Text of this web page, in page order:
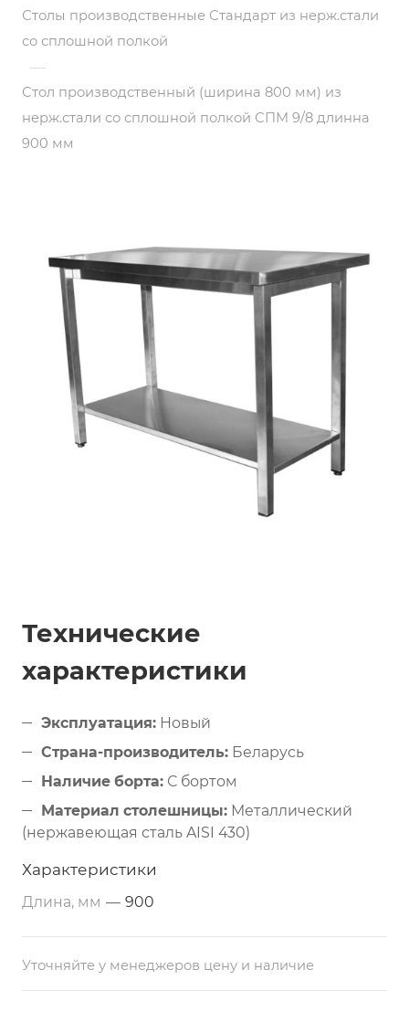
Столы производственные Стандарт из нерж.стали
со сплошной полкой
—
Стол производственный (ширина 800 мм) из
нерж.стали со сплошной полкой СПМ 9/8 длинна
900 мм
Технические
характеристики
Эксплуатация: Новый
Страна-производитель: Беларусь
Наличие борта: С бортом
Материал столешницы: Металлический
(нержавеющая сталь AISI 430)
нержавеющей стали
Размеры:
900х800х860 мм
Тип по назначению:Разделочный
Материал каркаса:Профильная труба 40х40
мм (нержавеющая сталь)
Характеристики
Длина, мм — 900
Уточняйте у менеджеров цену и наличие